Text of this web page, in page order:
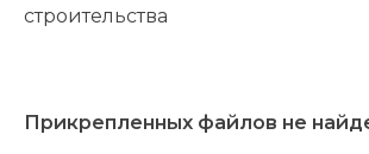
строительства
Прикрепленных файлов не